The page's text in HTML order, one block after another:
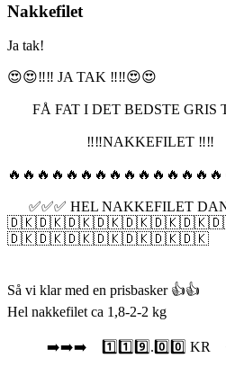
Nakkefilet
Ja tak!
😍😍‼️‼️ JA TAK ‼️‼️😍😍
FÅ FAT I DET BEDSTE GRIS
‼️‼️NAKKEFILET ‼️‼️
✅✅✅ HEL NAKKEFILET
🇩🇰🇩🇰🇩🇰🇩🇰🇩🇰🇩🇰🇩🇰
Så vi klar med en prisbasker 👍👍
Hel nakkefilet ca 1,8-2-2 kg
➡️➡️➡️ 1️⃣1️⃣9️⃣.0️⃣0️⃣ KR